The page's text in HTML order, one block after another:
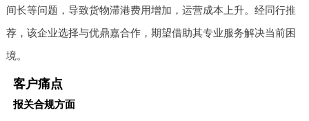
间长等问题，导致货物滞港费用增加，运营成本上升。经同行推
荐，该企业选择与优鼎嘉合作，期望借助其专业服务解决当前困
境。
客户痛点
报关合规方面